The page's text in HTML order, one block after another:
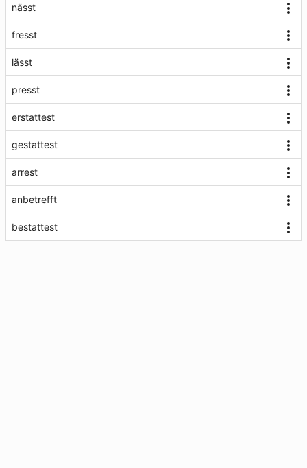
nässt
fresst
lässt
presst
erstattest
gestattest
arrest
anbetrefft
bestattest